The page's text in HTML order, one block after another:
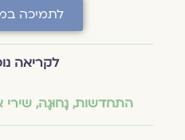
לתמיכה
לקריאה
התחדשות,נָחוּגָה,שירי